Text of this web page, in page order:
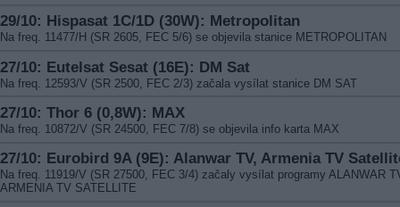
29/10: Hispasat 1C/1D (30W): Metropolitan
Na freq. 11477/H (SR 2605, FEC 5/6) se objevila stanice METROPOLITAN
27/10: Eutelsat Sesat (16E): DM Sat
Na freq. 12593/V (SR 2500, FEC 2/3) začala vysílat stanice DM SAT
27/10: Thor 6 (0,8W): MAX
Na freq. 10872/V (SR 24500, FEC 7/8) se objevila info karta MAX
27/10: Eurobird 9A (9E): Alanwar TV, Armenia TV
Na freq. 11919/V (SR 27500, FEC 3/4) začaly vysílat programy ALANWAR
ARMENIA TV SATELLITE